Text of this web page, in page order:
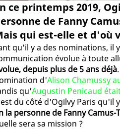
ce printemps 2019,
de Fanny
qui est-elle et d'où
qu'il y a des nominations, il
évolue à toute
depuis plus de 5 ans déjà
d'Alison Chamussy
qu'Augustin Penicaud
du côté d'Ogilvy Paris qu'il
la personne de Fanny Camus-
sera sa mission ?